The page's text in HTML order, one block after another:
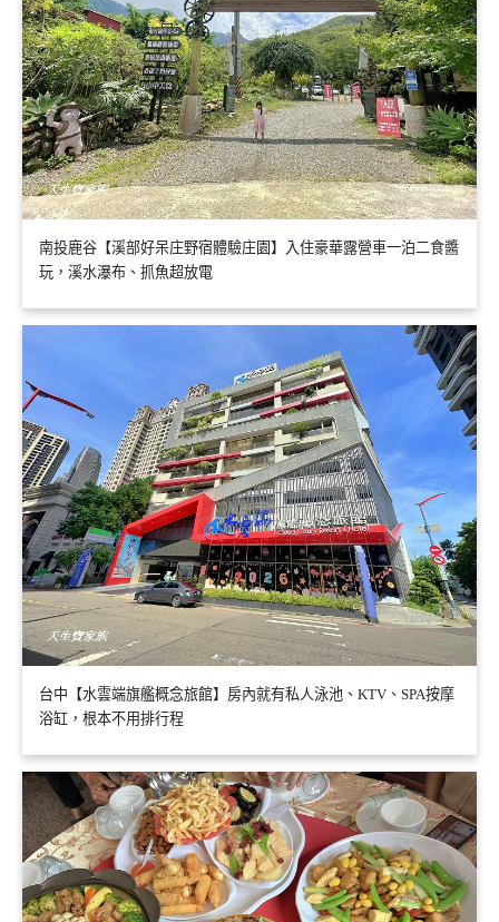
南投鹿谷【溪部好呆庄野宿體驗庄園】入住豪華露營車一泊二食醬
玩，溪水瀑布、抓魚超放電
台中【水雲端旗艦概念旅館】房內就有私人泳池、KTV、SPA按摩
浴缸，根本不用排行程